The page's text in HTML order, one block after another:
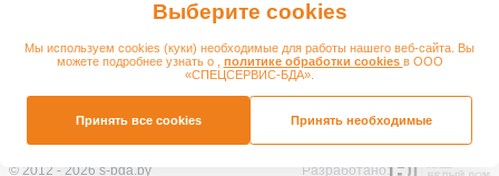
Выберите cookies
Мы используем cookies (куки) необходимые для работы нашего веб-сайта. Вы
можете подробнее узнать о , политике обработки cookies в ООО
«СПЕЦСЕРВИС-БДА».
Принять все cookies Принять необходимые
+375 (0152) 610-109
s@s-bda.by
Политика в отношении обработки персональных данных
Политика в отношении обработки файлов cookie
© 2012 - 2026 s-bda.by Разработано: